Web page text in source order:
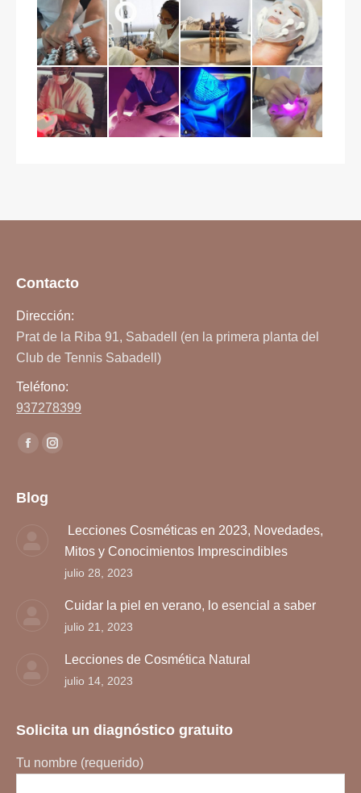
Contacto
Dirección:
Prat de la Riba 91, Sabadell (en la primera planta del
Club de Tennis Sabadell)
Teléfono:
937278399
Encuéntranos en:
Facebook
opens
window
Instagram
new
window
Blog
Lecciones Cosméticas en 2023, Novedades,
Mitos y Conocimientos Imprescindibles
julio 28, 2023
Cuidar la piel en verano, lo esencial a saber
julio 21, 2023
Lecciones de Cosmética Natural
julio 14, 2023
Solicita un diagnóstico gratuito
Tu nombre (requerido)